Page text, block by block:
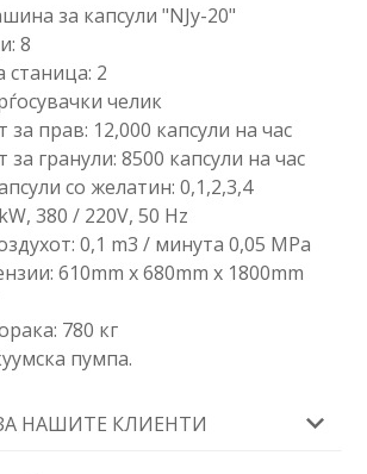
за капсули "NJу-20"
8
станица: 2
челик
прав: 12,000 капсули на час
гранули: 8500 капсули на час
со желатин: 0,1,2,3,4
380 / 220V, 50 Hz
0,1 m3 / минута 0,05 MPa
610mm x 680mm x 1800mm
780 кг
пумпа.
НАШИТЕ КЛИЕНТИ